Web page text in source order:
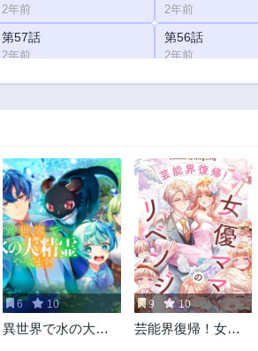
2年前 2年前
第57話
2年前
第56話
2年前
第52話 第51話
第42話
2年前
第41話
2年前
第37話
2年前
第36話
2年前
第32話
2年前
第31話
2年前
第27話
2年前
第26話
2年前
6 10
異世界で水の大精
9 10
芸能界復帰！女優